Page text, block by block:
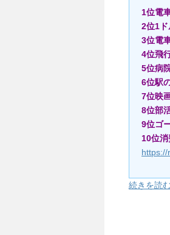
1位電
2位1
3位電
4位飛
5位病
6位駅
7位映
8位部
9位ゴ
10位
続きを読む